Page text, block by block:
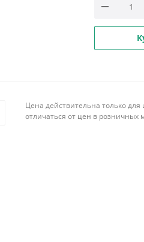
Цена действительна только
отличаться от цен в розничных